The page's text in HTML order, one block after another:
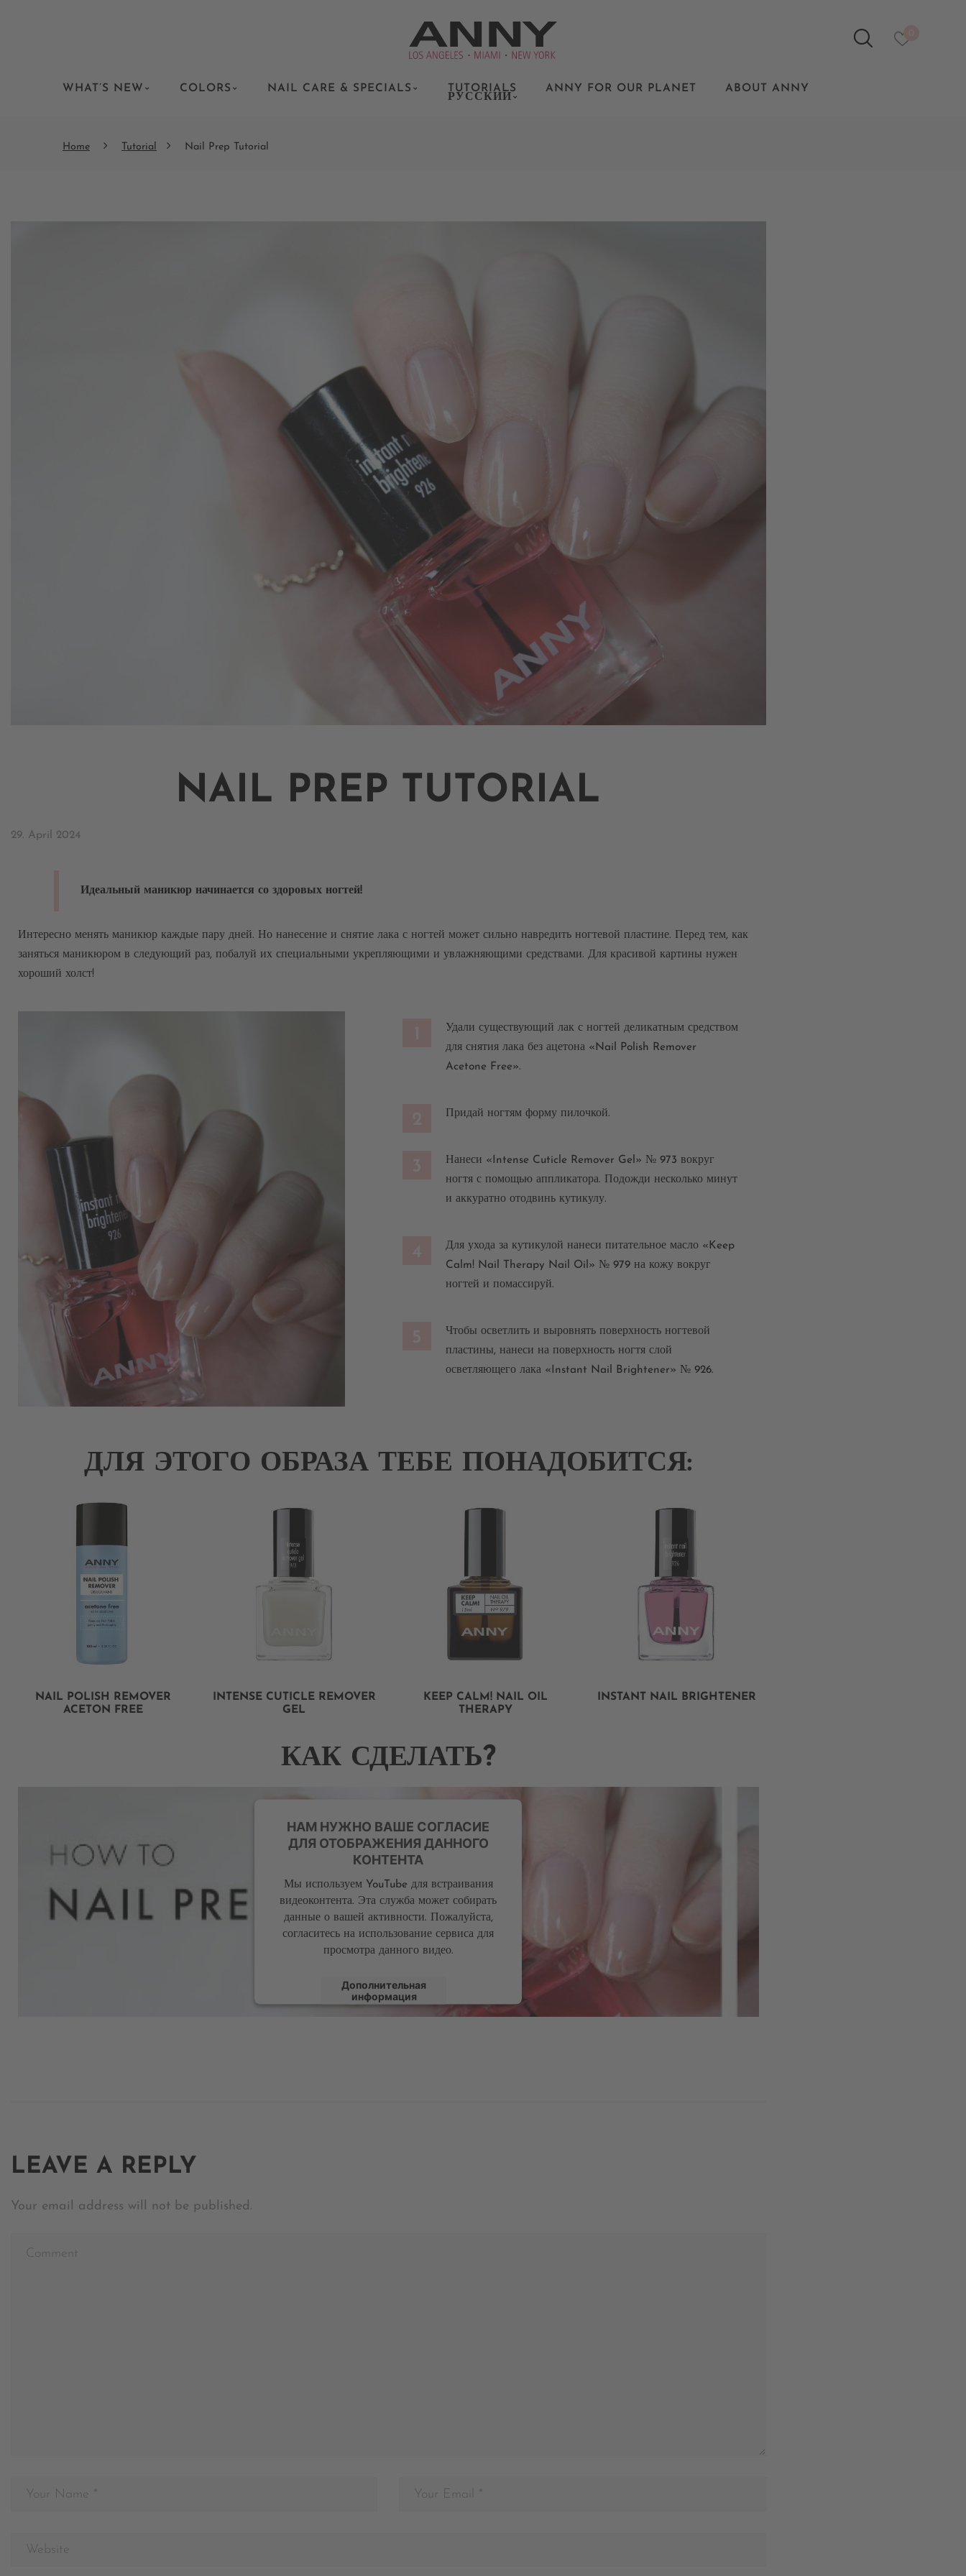
WHAT’S NEW COLORS NAIL CARE & SPECIALS TUTORIALS ANNY FOR OUR PLANET ABOUT ANNY
РУССКИЙ
Home Tutorial Nail Prep Tutorial
NAIL PREP TUTORIAL
29. April 2024
Идеальный маникюр начинается со здоровых ногтей!
Интересно менять маникюр каждые пару дней. Но нанесение и снятие лака с ногтей может сильно навредить ногтевой пластине. Перед тем, как
заняться маникюром в следующий раз, побалуй их специальными укрепляющими и увлажняющими средствами. Для красивой картины нужен
хороший холст!
Удали существующий лак с ногтей деликатным средством
для снятия лака без ацетона «Nail Polish Remover
Acetone Free».
Придай ногтям форму пилочкой.
Нанеси «Intense Cuticle Remover Gel» № 973 вокруг
ногтя с помощью аппликатора. Подожди несколько минут
и аккуратно отодвинь кутикулу.
Для ухода за кутикулой нанеси питательное масло «Keep
Calm! Nail Therapy Nail Oil» № 979 на кожу вокруг
ногтей и помассируй.
Чтобы осветлить и выровнять поверхность ногтевой
пластины, нанеси на поверхность ногтя слой
осветляющего лака «Instant Nail Brightener» № 926.
ДЛЯ ЭТОГО ОБРАЗА ТЕБЕ ПОНАДОБИТСЯ:
NAIL POLISH REMOVER
ACETON FREE
INTENSE CUTICLE REMOVER
GEL
KEEP CALM! NAIL OIL
THERAPY
INSTANT NAIL BRIGHTENER
КАК СДЕЛАТЬ?
НАМ НУЖНО ВАШЕ СОГЛАСИЕ
ДЛЯ ОТОБРАЖЕНИЯ ДАННОГО
КОНТЕНТА
Мы используем YouTube для встраивания
видеоконтента. Эта служба может собирать
данные о вашей активности. Пожалуйста,
согласитесь на использование сервиса для
просмотра данного видео.
Дополнительная
информация
LEAVE A REPLY
Your email address will not be published.